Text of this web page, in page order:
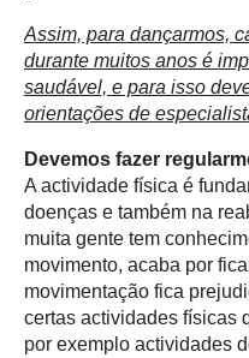
Assim, para dançarmos,
durante muitos anos é
saudável, e para isso
orientações de
Devemos fazer
A actividade física é
doenças e também na
muita gente tem
movimento, acaba por
movimentação fica
certas actividades físicas
por exemplo actividades